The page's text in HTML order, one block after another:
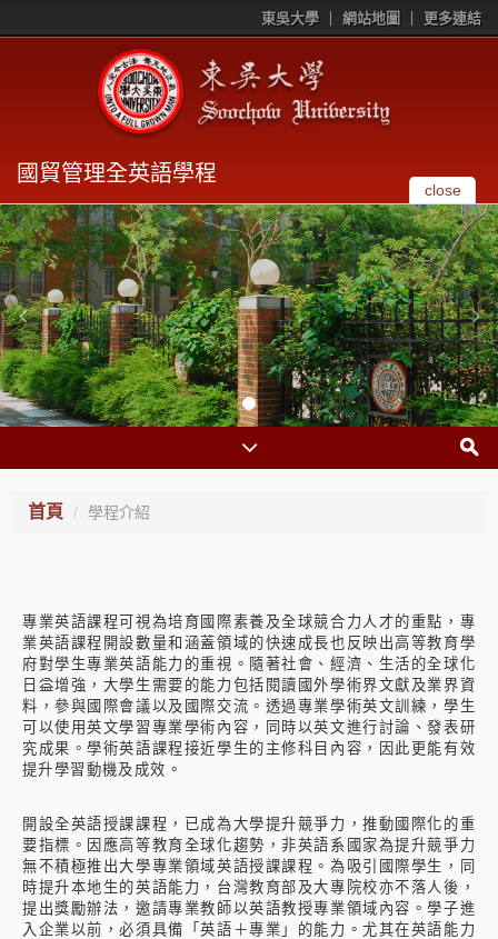
東吳大學 網站地圖 更多連結
國貿管理全英語學程
close
首頁 學程介紹
專業英語課程可視為培育國際素養及全球競合力人才的重點，專
業英語課程開設數量和涵蓋領域的快速成長也反映出高等教育學
府對學生專業英語能力的重視。隨著社會、經濟、生活的全球化
日益增強，大學生需要的能力包括閱讀國外學術界文獻及業界資
料，參與國際會議以及國際交流。透過專業學術英文訓練，學生
可以使用英文學習專業學術內容，同時以英文進行討論、發表研
究成果。學術英語課程接近學生的主修科目內容，因此更能有效
提升學習動機及成效。
開設全英語授課課程，已成為大學提升競爭力，推動國際化的重
要指標。因應高等教育全球化趨勢，非英語系國家為提升競爭力
無不積極推出大學專業領域英語授課課程。為吸引國際學生，同
時提升本地生的英語能力，台灣教育部及大專院校亦不落人後，
提出獎勵辦法，邀請專業教師以英語教授專業領域內容。學子進
入企業以前，必須具備「英語＋專業」的能力。尤其在英語能力